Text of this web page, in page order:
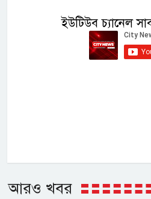
ইউটিউব চ্যানেল
আরও খবর